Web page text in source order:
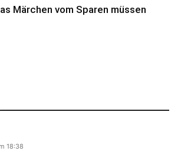
Märchen vom Sparen müssen
18:38